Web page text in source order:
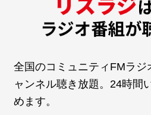
全国のコミュニティFMラジ
ャンネル聴き放題。24時間
めます。